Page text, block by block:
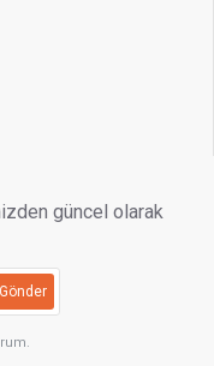
güncel olarak
Gönder